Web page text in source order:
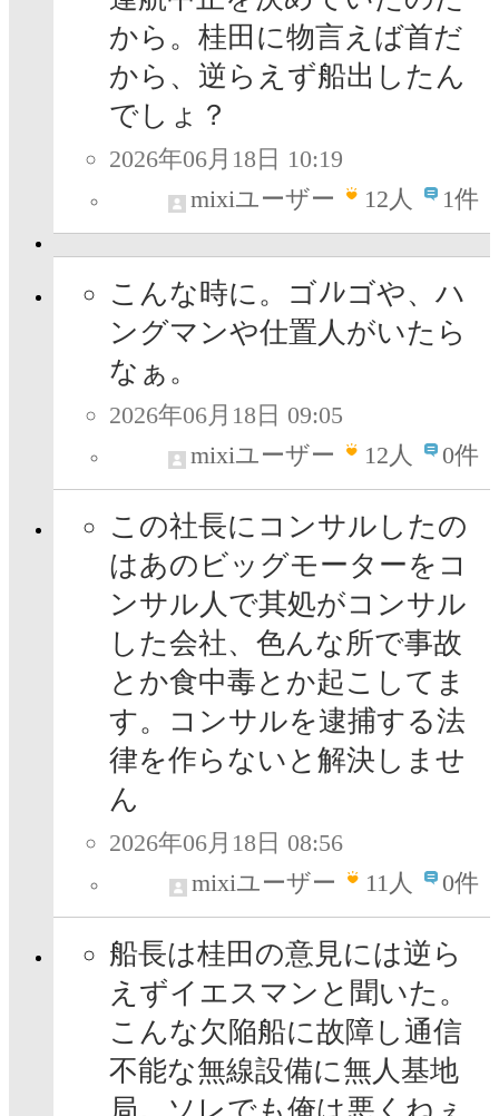
から。桂田に物言えば首だ
から、逆らえず船出したん
でしょ？
2026年06月18日 10:19
mixiユーザー
12人 1件
こんな時に。ゴﾉﾚゴや、ハ
ングマンや仕置人がいたら
なぁ。
2026年06月18日 09:05
mixiユーザー
12人 0件
この社長にコンサルしたの
はあのビッグモーターをコ
ンサル人で其処がコンサル
した会社、色んな所で事故
とか食中毒とか起こしてま
す。コンサルを逮捕する法
律を作らないと解決しませ
ん
2026年06月18日 08:56
mixiユーザー
11人 0件
船長は桂田の意見には逆ら
えずイエスマンと聞いた。
こんな欠陥船に故障し通信
不能な無線設備に無人基地